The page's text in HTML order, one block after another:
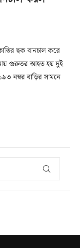
ছক বানচাল করে
গুরুতর আহত হয় দুই
নম্বর বাড়ির সামনে